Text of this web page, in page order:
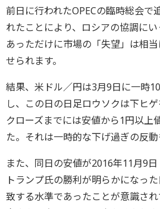
前日に行われたOPECの臨時総会で
れたことにより、ロシアの協調に
あっただけに市場の「失望」は相
せられます。
結果、米ドル／円は3月9日に一時
し、この日の日足ロウソクは下ヒ
クローズまでには安値から1円以上
た。それは一時的な下げ過ぎの反動
また、同日の安値が2016年11月9
トランプ氏の勝利が明らかになっ
致する水準であったことが意識さ